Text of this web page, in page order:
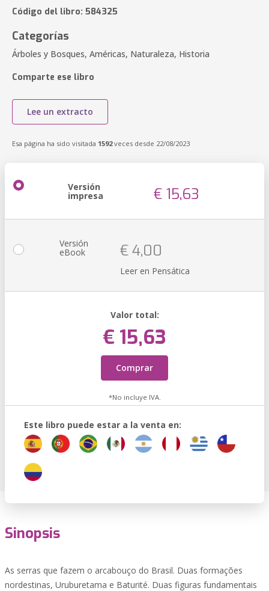
Código del libro: 584325
Categorías
Árboles y Bosques, Américas, Naturaleza, Historia
Comparte ese libro
Lee un extracto
Esa página ha sido visitada 1592veces desde 22/08/2023
Versión
impresa € 15,63
Versión
eBook € 4,00
Leer en Pensática
Valor total:
€ 15,63
Comprar
*No incluye IVA.
Este libro puede estar a la venta en:
Sinopsis
As serras que fazem o arcabouço do Brasil. Duas formações
nordestinas, Uruburetama e Baturité. Duas figuras fundamentais